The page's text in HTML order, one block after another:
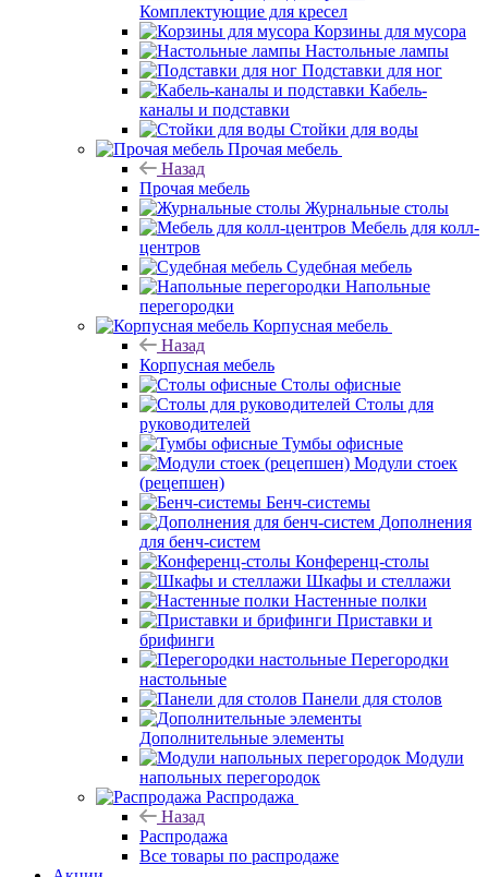
Комплектующие для кресел
Корзины для мусора
Настольные лампы
Подставки для ног
Кабель-
каналы и подставки
Стойки для воды
Прочая мебель
Назад
Прочая мебель
Журнальные столы
Мебель для колл-
центров
Судебная мебель
Напольные
перегородки
Корпусная мебель
Назад
Корпусная мебель
Столы офисные
Столы для
руководителей
Тумбы офисные
Модули стоек
(рецепшен)
Бенч-системы
Дополнения
для бенч-систем
Конференц-столы
Шкафы и стеллажи
Настенные полки
Приставки и
брифинги
Перегородки
настольные
Панели для столов
Дополнительные элементы
Модули
напольных перегородок
Распродажа
Назад
Распродажа
Все товары по распродаже